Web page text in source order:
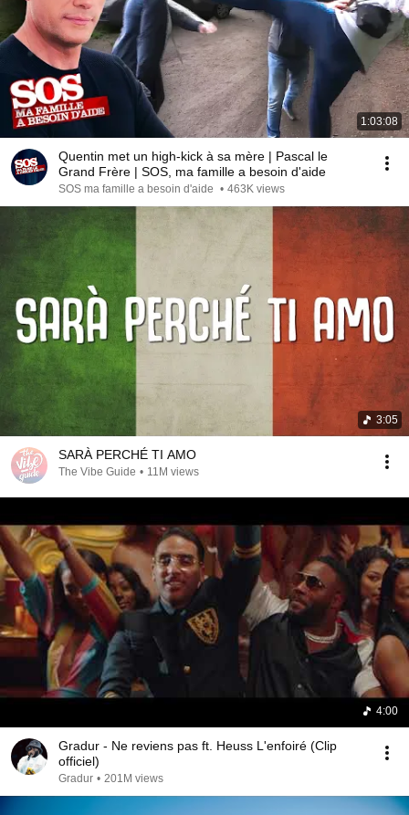
1:03:08
Quentin met un high-kick à sa mère | Pascal le
Grand Frère | SOS, ma famille a besoin d'aide
SOS ma famille a besoin d'aide • 463K views
3:05
SARÀ PERCHÉ TI AMO
The Vibe Guide • 11M views
4:00
Gradur - Ne reviens pas ft. Heuss L'enfoiré (Clip
officiel)
Gradur • 201M views